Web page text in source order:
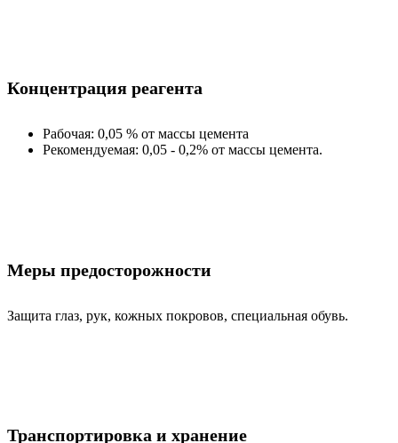
Концентрация реагента
Рабочая: 0,05 % от массы цемента
Рекомендуемая: 0,05 - 0,2% от массы цемента.
Меры предосторожности
Защита глаз, рук, кожных покровов, специальная обувь.
Транспортировка и хранение